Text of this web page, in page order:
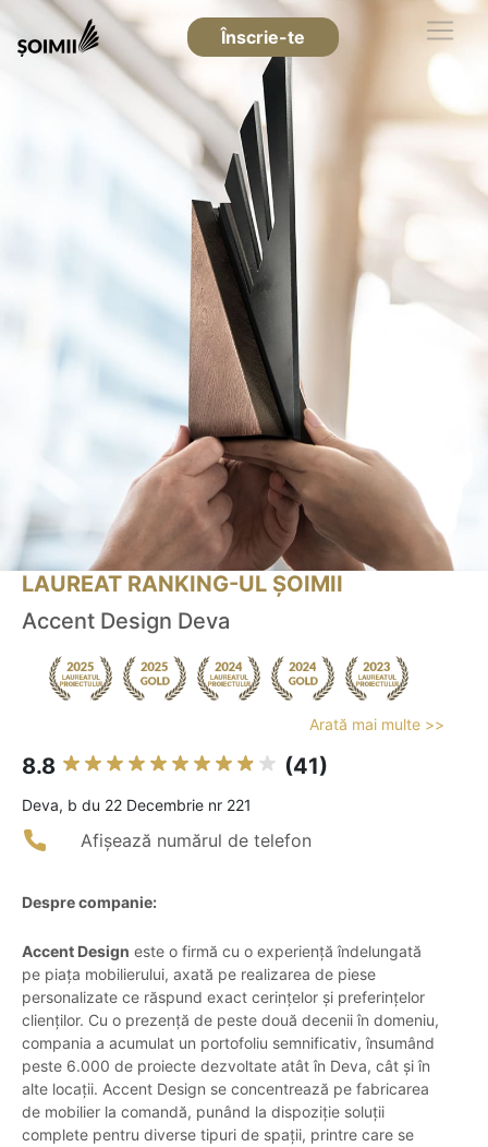
Înscrie-te
LAUREAT RANKING-UL ȘOIMII
Accent Design Deva
Arată mai multe >>
8.8 (41)
Deva, b du 22 Decembrie nr 221
Afișează numărul de telefon
Despre companie:
Accent Design este o firmă cu o experiență îndelungată
pe piața mobilierului, axată pe realizarea de piese
personalizate ce răspund exact cerințelor și preferințelor
clienților. Cu o prezență de peste două decenii în domeniu,
compania a acumulat un portofoliu semnificativ, însumând
peste 6.000 de proiecte dezvoltate atât în Deva, cât și în
alte locații. Accent Design se concentrează pe fabricarea
de mobilier la comandă, punând la dispoziție soluții
complete pentru diverse tipuri de spații, printre care se